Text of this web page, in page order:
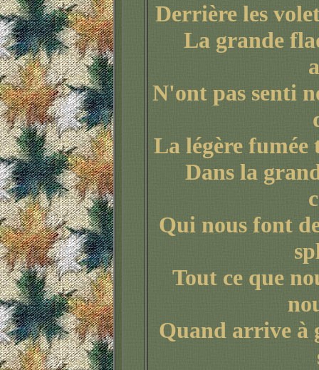
Derrière les
La grande
N'ont pas senti
La légère
Dans la
Qui nous font
Tout ce que
Quand arrive à